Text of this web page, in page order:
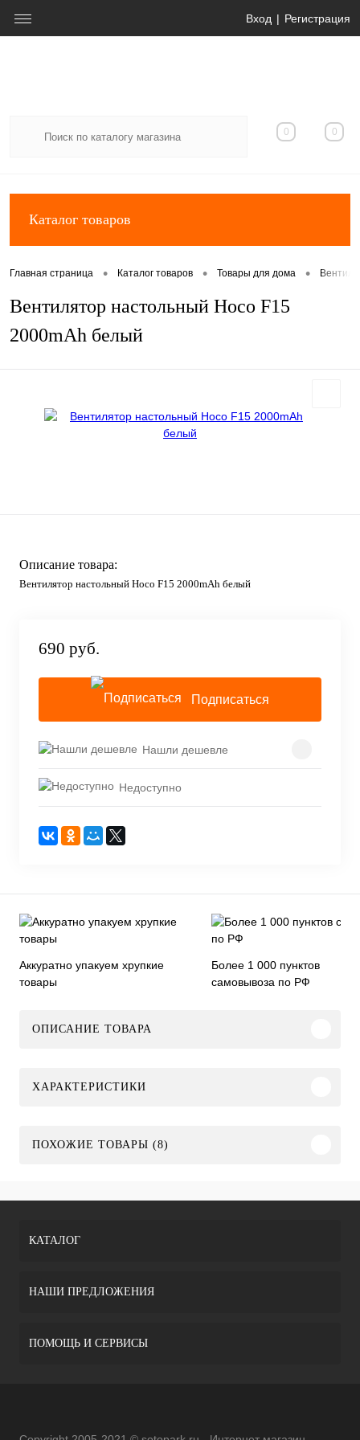
Вход Регистрация
0 0
Каталог товаров
Главная страница • Каталог товаров • Товары для дома •
Вентилятор настольный Hoco F15
2000mAh белый
Описание товара:
Вентилятор настольный Hoco F15 2000mAh белый
690 руб.
Подписаться
Нашли дешевле
Недоступно
Аккуратно упакуем хрупкие
товары
Более 1 000 пунктов
самовывоза по РФ
ОПИСАНИЕ ТОВАРА
ХАРАКТЕРИСТИКИ
ПОХОЖИЕ ТОВАРЫ (8)
КАТАЛОГ
НАШИ ПРЕДЛОЖЕНИЯ
ПОМОЩЬ И СЕРВИСЫ